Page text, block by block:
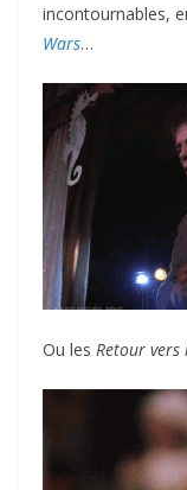
incontournables,
Wars…
Ou les Retour